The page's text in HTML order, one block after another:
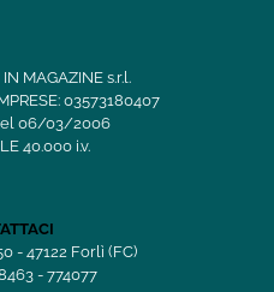
MAGAZINE s.r.l.
03573180407
06/03/2006
40.000 i.v.
- 47122 Forlì (FC)
- 774077